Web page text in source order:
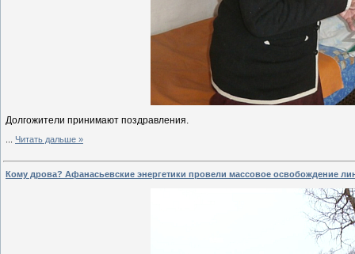
Долгожители принимают поздравления.
Читать дальше »
Кому дрова? Афанасьевские энергетики провели массовое освобождение